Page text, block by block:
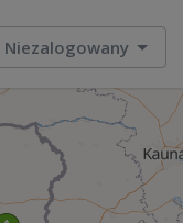
Niezalogowany